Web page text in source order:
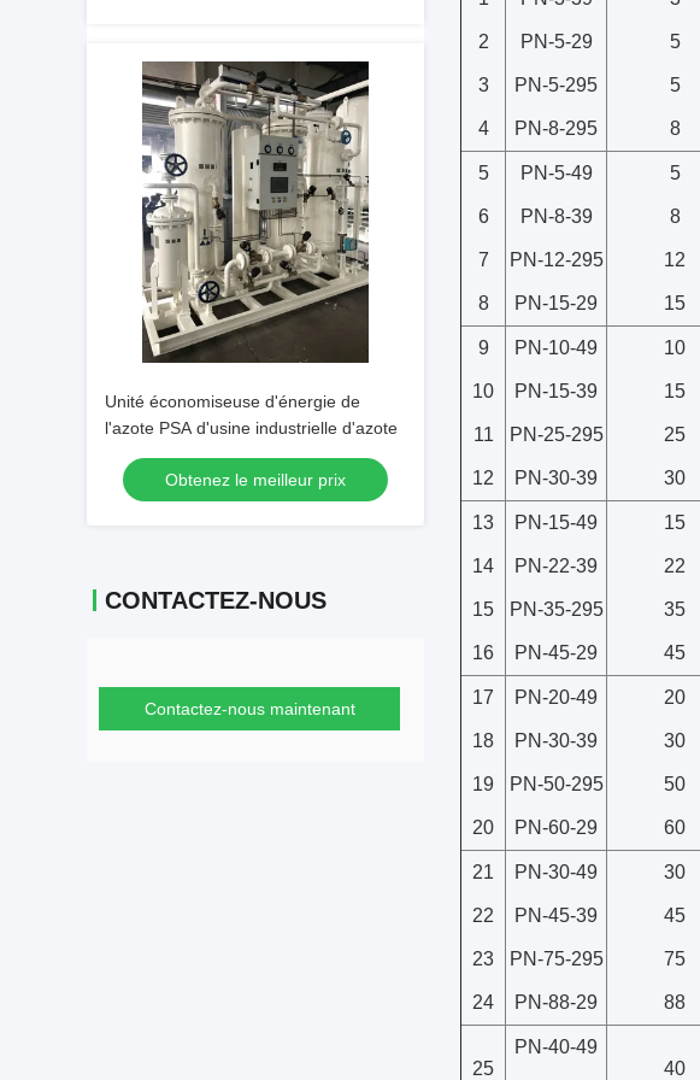
Unité économiseuse d'énergie de
l'azote PSA d'usine industrielle d'azote
Obtenez le meilleur prix
CONTACTEZ-NOUS
Contactez-nous maintenant
2
3
4
PN-5-29
PN-5-295
PN-8-295
5
5
8
5
6
7
8
PN-5-49
PN-8-39
PN-12-295
PN-15-29
5
8
12
15
9
10
11
12
PN-10-49
PN-15-39
PN-25-295
PN-30-39
10
15
25
30
13
14
15
16
PN-15-49
PN-22-39
PN-35-295
PN-45-29
15
22
35
45
17
18
19
20
PN-20-49
PN-30-39
PN-50-295
PN-60-29
20
30
50
60
21
22
23
24
PN-30-49
PN-45-39
PN-75-295
PN-88-29
30
45
75
88
25
PN-40-49
40